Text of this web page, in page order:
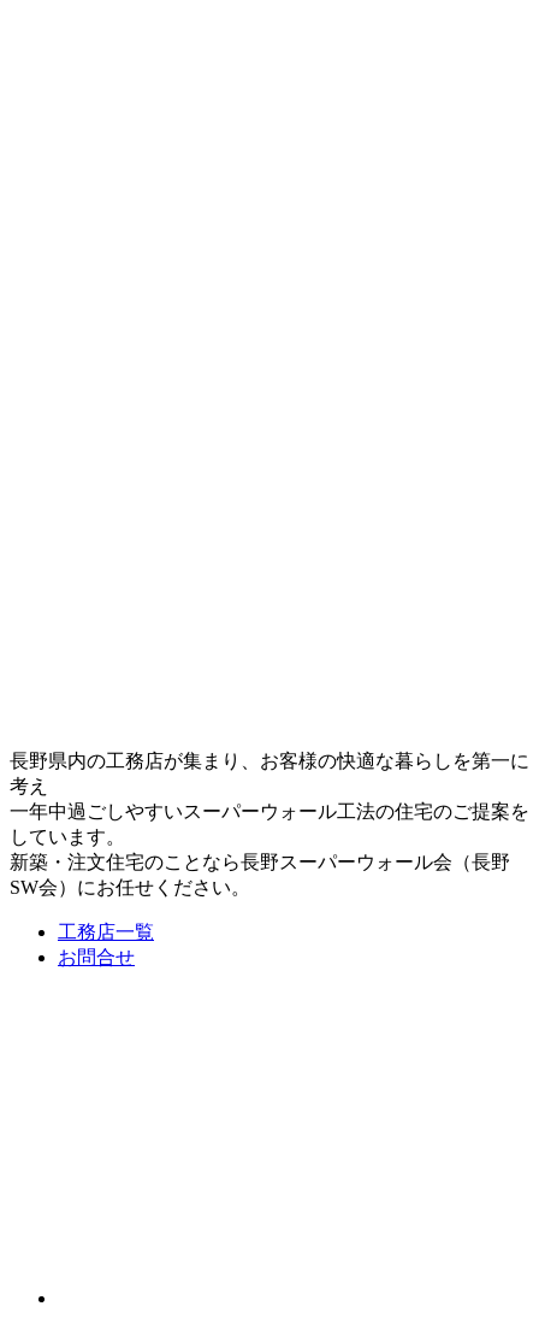
長野県内の工務店が集まり、お客様の快適な暮らしを第一に
考え
一年中過ごしやすいスーパーウォール工法の住宅のご提案を
しています。
新築・注文住宅のことなら長野スーパーウォール会（長野
SW会）にお任せください。
工務店一覧
お問合せ